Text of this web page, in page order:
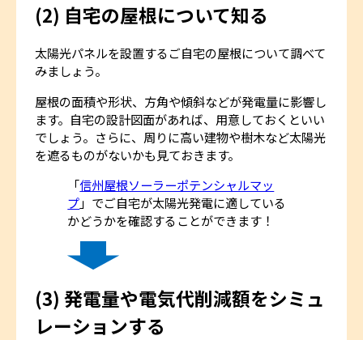
(2) 自宅の屋根について知る
太陽光パネルを設置するご自宅の屋根について調べて
みましょう。
屋根の面積や形状、方角や傾斜などが発電量に影響し
ます。自宅の設計図面があれば、用意しておくといい
でしょう。さらに、周りに高い建物や樹木など太陽光
を遮るものがないかも見ておきます。
「信州屋根ソーラーポテンシャルマッ
プ」でご自宅が太陽光発電に適している
かどうかを確認することができます！
(3) 発電量や電気代削減額をシミュ
レーションする